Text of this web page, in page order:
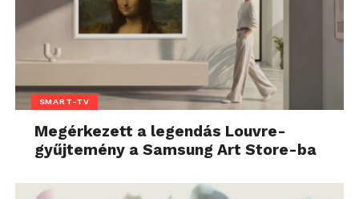
SMART-TV
Megérkezett a legendás Louvre-
gyűjtemény a Samsung Art Store-ba